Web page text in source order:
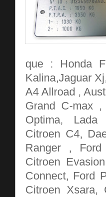
que : Honda
Kalina,Jaguar
A4 Allroad ,
Grand C-max
Optima, Lada
Citroen C4,
Ranger , Ford
Citroen
Connect, Ford
Citroen Xsara,